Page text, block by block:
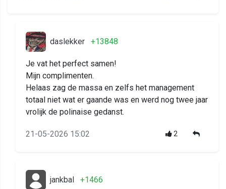
daslekker +13848
Je vat het perfect samen!
Mijn complimenten.
Helaas zag de massa en zelfs het management
totaal niet wat er gaande was en werd nog twee jaar
vrolijk de polinaise gedanst.
21-05-2026 15:02 2
jankbal +1466